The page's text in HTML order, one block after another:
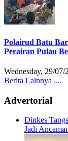
Polairud Batu
Perairan Pulau
Wednesday, 29/07/
Berita Lainnya ....
Advertorial
Dinkes
Jadi